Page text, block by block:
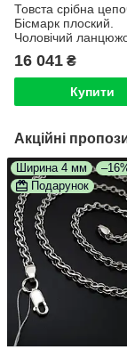
Товста срібна
Бісмарк плоский.
Чоловічий
925. Довжина 55 см
16 041 ₴
Купити
Акційні
Ширина 4 мм
Подарунок